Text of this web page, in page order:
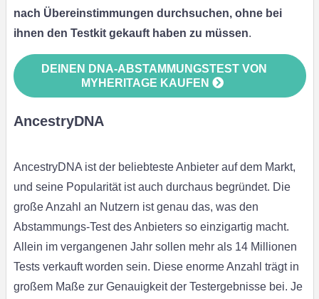
nach Übereinstimmungen durchsuchen, ohne bei
ihnen den Testkit gekauft haben zu müssen.
DEINEN DNA-ABSTAMMUNGSTEST VON
MYHERITAGE KAUFEN
AncestryDNA
AncestryDNA ist der beliebteste Anbieter auf dem Markt,
und seine Popularität ist auch durchaus begründet. Die
große Anzahl an Nutzern ist genau das, was den
Abstammungs-Test des Anbieters so einzigartig macht.
Allein im vergangenen Jahr sollen mehr als 14 Millionen
Tests verkauft worden sein. Diese enorme Anzahl trägt in
großem Maße zur Genauigkeit der Testergebnisse bei. Je